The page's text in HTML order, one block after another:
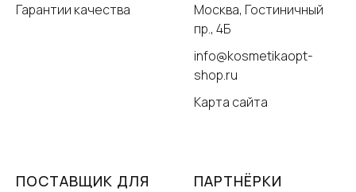
Гарантии качества
Москва, Гостиничный
пр., 4Б
info@kosmetikaopt-
shop.ru
Карта сайта
ПОСТАВЩИК ДЛЯ ПАРТНЁРКИ